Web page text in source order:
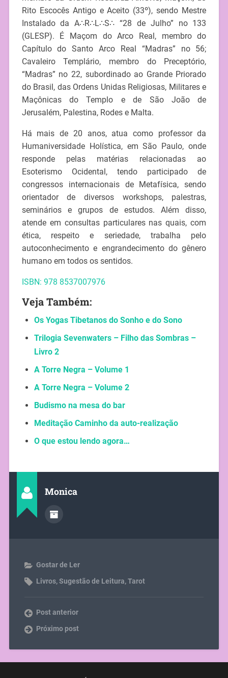
Rito Escocês Antigo e Aceito (33º), sendo Mestre
Instalado da A∴R∴L∴S∴ “28 de Julho” no 133
(GLESP). É Maçom do Arco Real, membro do
Capítulo do Santo Arco Real “Madras” no 56;
Cavaleiro Templário, membro do Preceptório,
“Madras” no 22, subordinado ao Grande Priorado
do Brasil, das Ordens Unidas Religiosas, Militares e
Maçônicas do Templo e de São João de
Jerusalém, Palestina, Rodes e Malta.
Há mais de 20 anos, atua como professor da
Humaniversidade Holística, em São Paulo, onde
responde pelas matérias relacionadas ao
Esoterismo Ocidental, tendo participado de
congressos internacionais de Metafísica, sendo
orientador de diversos workshops, palestras,
seminários e grupos de estudos. Além disso,
atende em consultas particulares nas quais, com
ética, respeito e seriedade, trabalha pelo
autoconhecimento e engrandecimento do gênero
humano em todos os sentidos.
ISBN: 978 8537007976
Veja Também:
Os Yogas Tibetanos do Sonho e do Sono
Trilogia Sevenwaters – Filho das Sombras –
Livro 2
A Torre Negra – Volume 1
A Torre Negra – Volume 2
Budismo na mesa do bar
Meditação Caminho da auto-realização
O que estou lendo agora…
Monica
Gostar de Ler
Livros,Sugestão de Leitura,Tarot
Post anterior
Próximo post